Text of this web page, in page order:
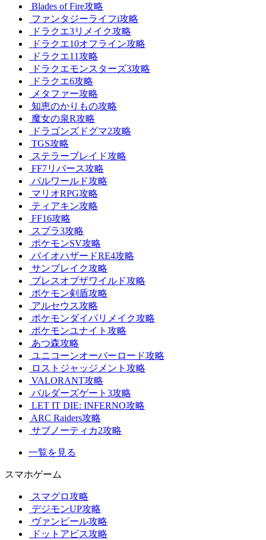
Blades of Fire攻略
ファンタジーライフi攻略
ドラクエ3リメイク攻略
ドラクエ10オフライン攻略
ドラクエ11攻略
ドラクエモンスターズ3攻略
ドラクエ6攻略
メタファー攻略
知恵のかりもの攻略
魔女の泉R攻略
ドラゴンズドグマ2攻略
TGS攻略
ステラーブレイド攻略
FF7リバース攻略
パルワールド攻略
マリオRPG攻略
ティアキン攻略
FF16攻略
スプラ3攻略
ポケモンSV攻略
バイオハザードRE4攻略
サンブレイク攻略
ブレスオブザワイルド攻略
ポケモン剣盾攻略
アルセウス攻略
ポケモンダイパリメイク攻略
ポケモンユナイト攻略
あつ森攻略
ユニコーンオーバーロード攻略
ロストジャッジメント攻略
VALORANT攻略
バルダーズゲート3攻略
LET IT DIE: INFERNO攻略
ARC Raiders攻略
サブノーティカ2攻略
一覧を見る
スマホゲーム
スマグロ攻略
デジモンUP攻略
ヴァンピール攻略
ドットアビス攻略